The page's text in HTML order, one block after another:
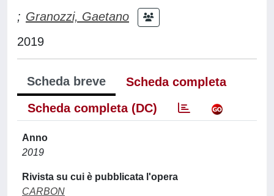
; Granozzi, Gaetano
2019
Scheda breve
Scheda completa
Scheda completa (DC)
Anno
2019
Rivista su cui è pubblicata l'opera
CARBON